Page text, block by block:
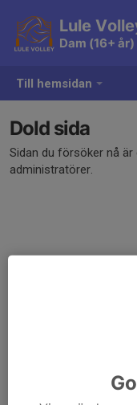
Till hemsidan
Lule
Dam (16+ år)
Dold sida
Sidan du försöker nå
administratörer.